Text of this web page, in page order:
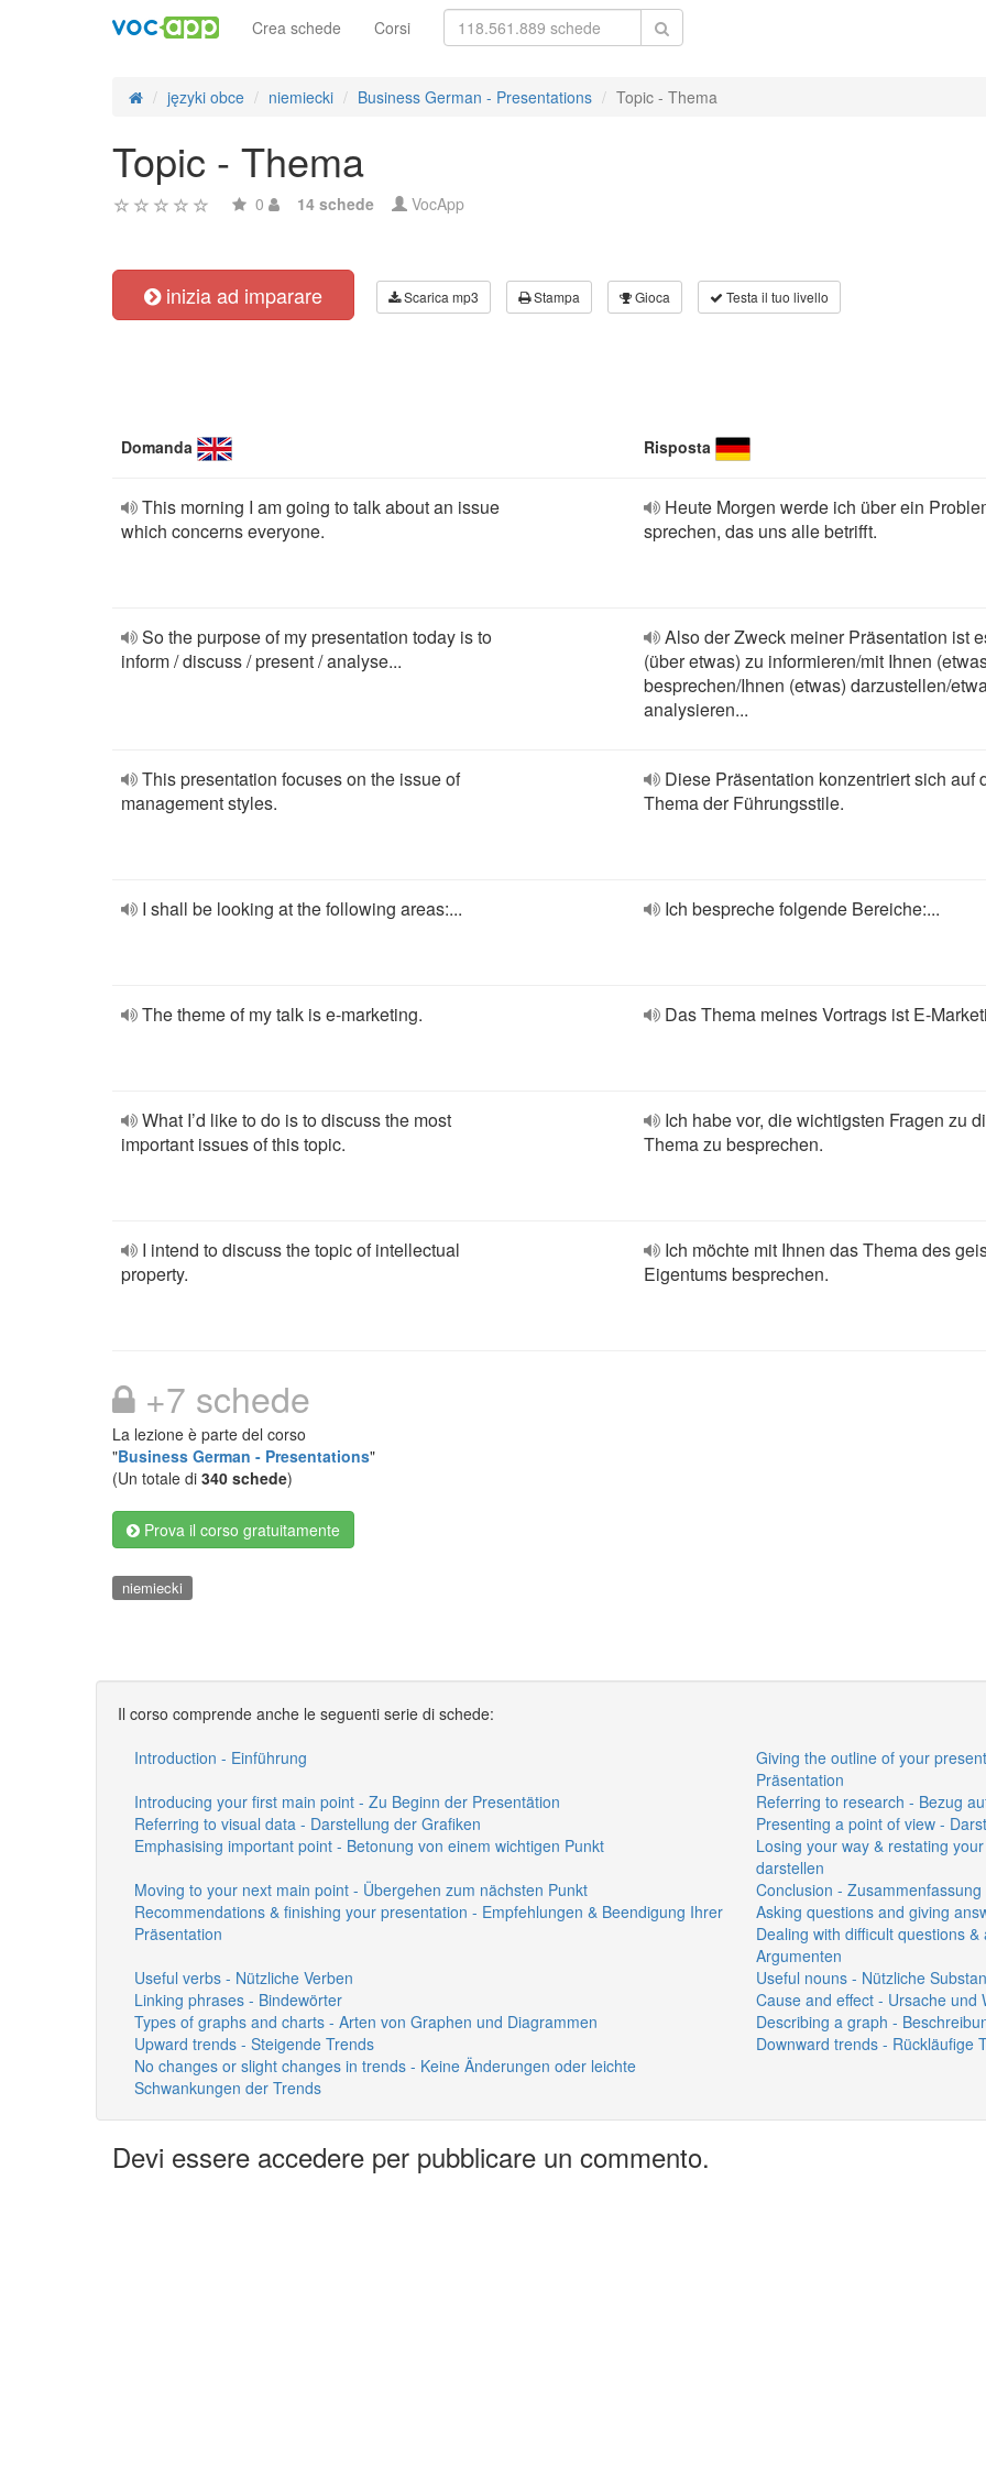
Crea schede Corsi
języki obce niemiecki Business German - Presentations Topic - Thema
Topic - Thema
0 14 schede VocApp
inizia ad imparare Scarica mp3 Stampa Gioca Testa il tuo livello
Domanda Risposta
This morning I am going to talk about an issue
which concerns everyone.
Heute Morgen werde ich über ein
sprechen, das uns alle betrifft.
So the purpose of my presentation today is to
inform / discuss / present / analyse...
Also der Zweck meiner Präsentation ist
(über etwas) zu informieren/mit Ihnen
besprechen/Ihnen (etwas) darzustellen/
analysieren...
This presentation focuses on the issue of
management styles.
Diese Präsentation konzentriert sich auf
Thema der Führungsstile.
I shall be looking at the following areas:... Ich bespreche folgende Bereiche:...
The theme of my talk is e-marketing. Das Thema meines Vortrags ist E-
What I’d like to do is to discuss the most
important issues of this topic.
Ich habe vor, die wichtigsten Fragen zu
Thema zu besprechen.
I intend to discuss the topic of intellectual
property.
Ich möchte mit Ihnen das Thema des
Eigentums besprechen.
+7 schede
La lezione è parte del corso
"Business German - Presentations"
(Un totale di 340 schede)
Prova il corso gratuitamente
niemiecki
Il corso comprende anche le seguenti serie di schede:
Introduction - Einführung
Giving the outline of your
Präsentation
Introducing your first main point - Zu Beginn der Presentätion
Referring to research - Bezug
Referring to visual data - Darstellung der Grafiken
Presenting a point of view -
Emphasising important point - Betonung von einem wichtigen Punkt
Losing your way & restating
darstellen
Moving to your next main point - Übergehen zum nächsten Punkt
Conclusion - Zusammenfassung
Recommendations & finishing your presentation - Empfehlungen & Beendigung Ihrer
Präsentation
Asking questions and giving
Dealing with difficult questions
Argumenten
Useful verbs - Nützliche Verben
Useful nouns - Nützliche
Linking phrases - Bindewörter
Cause and effect - Ursache und
Types of graphs and charts - Arten von Graphen und Diagrammen
Describing a graph -
Upward trends - Steigende Trends
Downward trends - Rückläufige
No changes or slight changes in trends - Keine Änderungen oder leichte
Schwankungen der Trends
Devi essere accedere per pubblicare un commento.